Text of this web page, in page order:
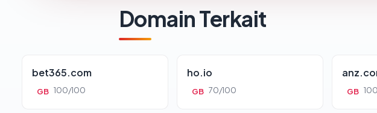
Domain Terkait
bet365.com
GB 100/100
ho.io
GB 70/100 GB